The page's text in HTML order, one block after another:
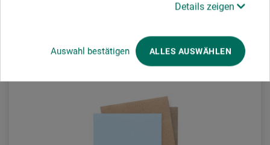
Details zeigen
Auswahl bestätigen ALLES AUSWÄHLEN